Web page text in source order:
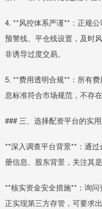
4. **风控体系严谨**：正规
预警线、平仓线设置，及时
非诱导过度交易。
5. **费用透明合规**：所有
息标准符合市场规范，不存在
### 三、选择配资平台的实
**深入调查平台背景**：通
册信息、股东背景，关注其
**核实资金安全措施**：询
正实现第三方存管，可要求